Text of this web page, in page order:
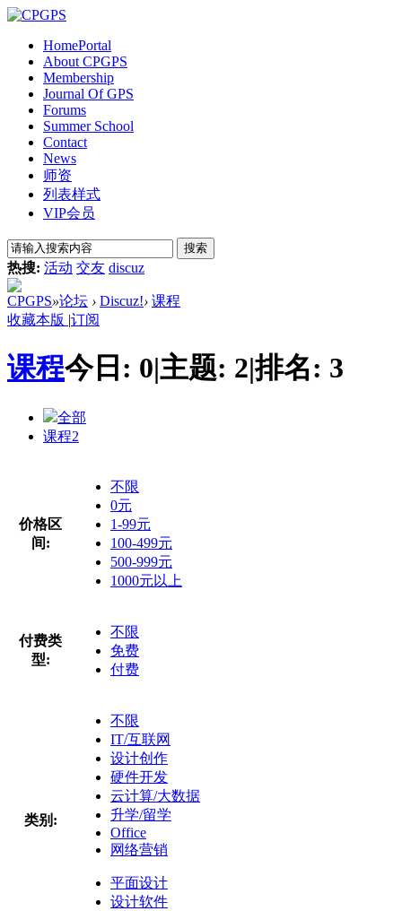
HomePortal
About CPGPS
Membership
Journal Of GPS
Forums
Summer School
Contact
News
师资
列表样式
VIP会员
搜索
热搜: 活动 交友 discuz
CPGPS»论坛 › Discuz!› 课程
收藏本版 |订阅
课程今日: 0|主题: 2|排名: 3
全部
课程2
价格区
间:
不限
0元
1-99元
100-499元
500-999元
1000元以上
付费类
型:
不限
免费
付费
类别:
不限
IT/互联网
设计创作
硬件开发
云计算/大数据
升学/留学
Office
网络营销
平面设计
设计软件